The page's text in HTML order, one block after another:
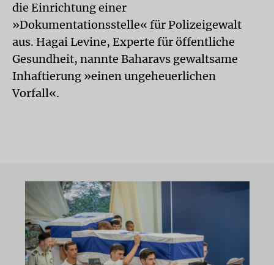
die Einrichtung einer
»Dokumentationsstelle« für Polizeigewalt
aus. Hagai Levine, Experte für öffentliche
Gesundheit, nannte Baharavs gewaltsame
Inhaftierung »einen ungeheuerlichen
Vorfall«.